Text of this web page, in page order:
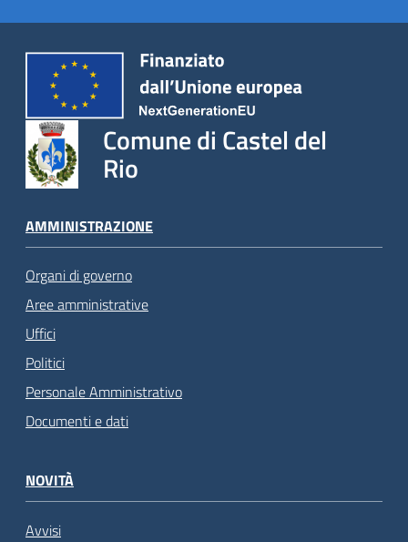
Comune di Castel del
Rio
AMMINISTRAZIONE
Organi di governo
Aree amministrative
Uffici
Politici
Personale Amministrativo
Documenti e dati
NOVITÀ
Avvisi